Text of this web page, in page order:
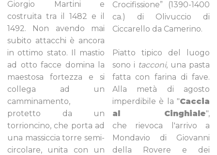
Giorgio Martini e
costruita tra il 1482 e il
1492. Non avendo mai
subito attacchi è ancora
in ottimo stato. Il mastio
ad otto facce domina la
maestosa fortezza e si
collega ad un
camminamento,
protetto da un
torrioncino, che porta ad
una massiccia torre semi-
circolare, unita con un
Crocifissione” (1390-1400
ca.) di Olivuccio di
Ciccarello da Camerino.
Piatto tipico del luogo
sono i tacconi, una pasta
fatta con farina di fave.
Alla metà di agosto
imperdibile è la "Caccia
al Cinghiale",
che rievoca l'arrivo a
Mondavio di Giovanni
della Rovere e dei